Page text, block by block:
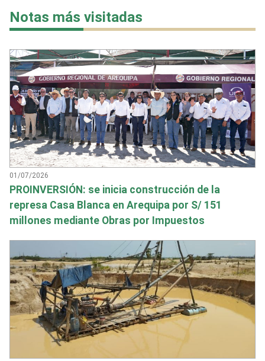
Notas más visitadas
01/07/2026
PROINVERSIÓN: se inicia construcción de la
represa Casa Blanca en Arequipa por S/ 151
millones mediante Obras por Impuestos